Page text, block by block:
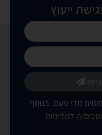
ייעוץ
מדי פעם. בנוסף
ה למדיניות